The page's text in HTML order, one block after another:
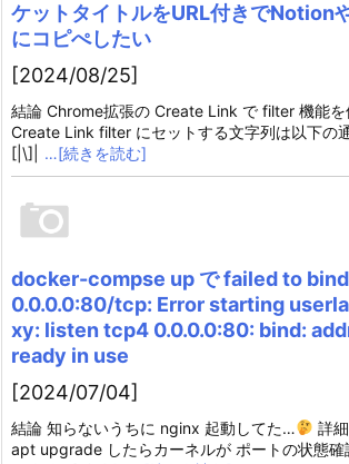
ケットタイトルをURL付きでNotion
にコピぺしたい
[2024/08/25]
結論 Chrome拡張の Create Link で filter 機能を
Create Link filter にセットする文字列は以下の
[|\]|
…[続きを読む]
docker-compse up で failed to
0.0.0.0:80/tcp: Error starting
xy: listen tcp4 0.0.0.0:80: bind:
ready in use
[2024/07/04]
結論 知らないうちに nginx 起動してた…
詳
apt upgrade したらカーネルが ポートの状態確